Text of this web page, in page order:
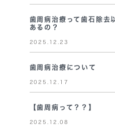
歯周病治療って歯石除去
あるの？
2025.12.23
歯周病治療について
2025.12.17
【歯周病って？？】
2025.12.08